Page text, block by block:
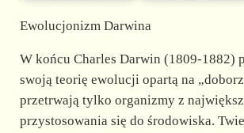
Ewolucjonizm Darwina
W końcu Charles Darwin (1809-1882)
swoją teorię ewolucji opartą na
przetrwają tylko organizmy z
przystosowania się do środowiska.